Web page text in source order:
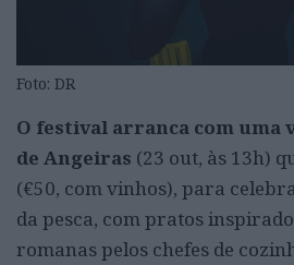
Foto: DR
O festival arranca com uma
de Angeiras (23 out, às 13h)
(€50, com vinhos), para
da pesca, com pratos
romanas pelos chefes de